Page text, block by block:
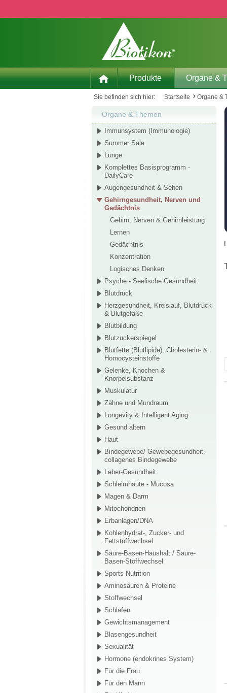
Produkte Organe &
Sie befinden sich hier: Startseite Organe &
Organe & Themen
Immunsystem (Immunologie)
Summer Sale
Lunge
Komplettes Basisprogramm -
DailyCare
Augengesundheit & Sehen
Gehirngesundheit, Nerven und
Gedächtnis
Gehirn, Nerven & Gehirnleistung
Lernen
Gedächtnis
Konzentration
Logisches Denken
Psyche - Seelische Gesundheit
Blutdruck
Herzgesundheit, Kreislauf, Blutdruck
& Blutgefäße
Blutbildung
Blutzuckerspiegel
Blutfette (Blutlipide), Cholesterin- &
Homocysteinstoffe
Gelenke, Knochen &
Knorpelsubstanz
Muskulatur
Zähne und Mundraum
Longevity & Intelligent Aging
Gesund altern
Haut
Bindegewebe/ Gewebegesundheit,
collagenes Bindegewebe
Leber-Gesundheit
Schleimhäute - Mucosa
Magen & Darm
Mitochondrien
Erbanlagen/DNA
Kohlenhydrat-, Zucker- und
Fettstoffwechsel
Säure-Basen-Haushalt / Säure-
Basen-Stoffwechsel
Sports Nutrition
Aminosäuren & Proteine
Stoffwechsel
Schlafen
Gewichtsmanagement
Blasengesundheit
Sexualität
Hormone (endokrines System)
Für die Frau
Für den Mann